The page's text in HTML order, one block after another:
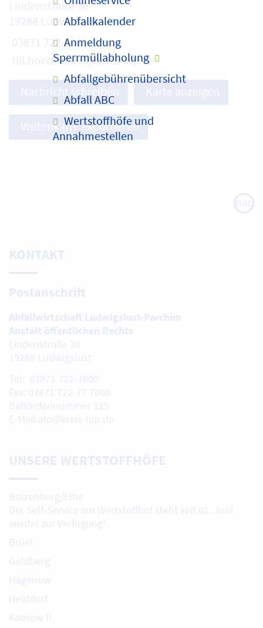
Abfallkalender
Anmeldung
Sperrmüllabholung
Abfallgebührenübersicht
Abfall ABC
Wertstoffhöfe und
Annahmestellen
Lindenstraße 30
19288 Ludwigslust
03871 722-7011
till.boeckmann@kreis-lup.de
Nachricht schreiben Karte anzeigen
Visitenkarte exportieren
nach
oben
KONTAKT
Postanschrift
Abfallwirtschaft Ludwigslust-Parchim
Anstalt öffentlichen Rechts
Lindenstraße 30
19288 Ludwigslust
Tel: 03871 722-7000
Fax: 03871 722-77 7000
Behördennummer 115
E-Mail:alp@kreis-lup.de
UNSERE WERTSTOFFHÖFE
Boizenburg/Elbe
Der Self-Service am Wertstoffhof steht seit 01. Juni
wieder zur Verfügung!
Brüel
Goldberg
Hagenow
Heiddorf
Kobrow II